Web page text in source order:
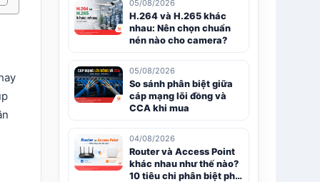
05/08/2026
H.264 và H.265 khác
nhau: Nên chọn chuẩn
nén nào cho camera?
05/08/2026
So sánh phân biệt giữa
cáp mạng lõi đồng và
CCA khi mua
04/08/2026
Router và Access Point
khác nhau như thế nào?
10 tiêu chi phân biệt phổ